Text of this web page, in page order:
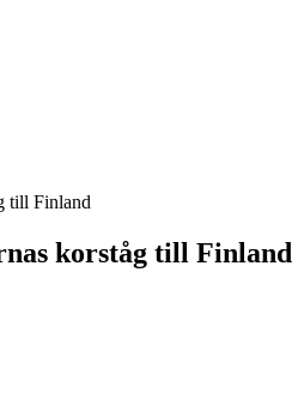
till Finland
korståg till Finland